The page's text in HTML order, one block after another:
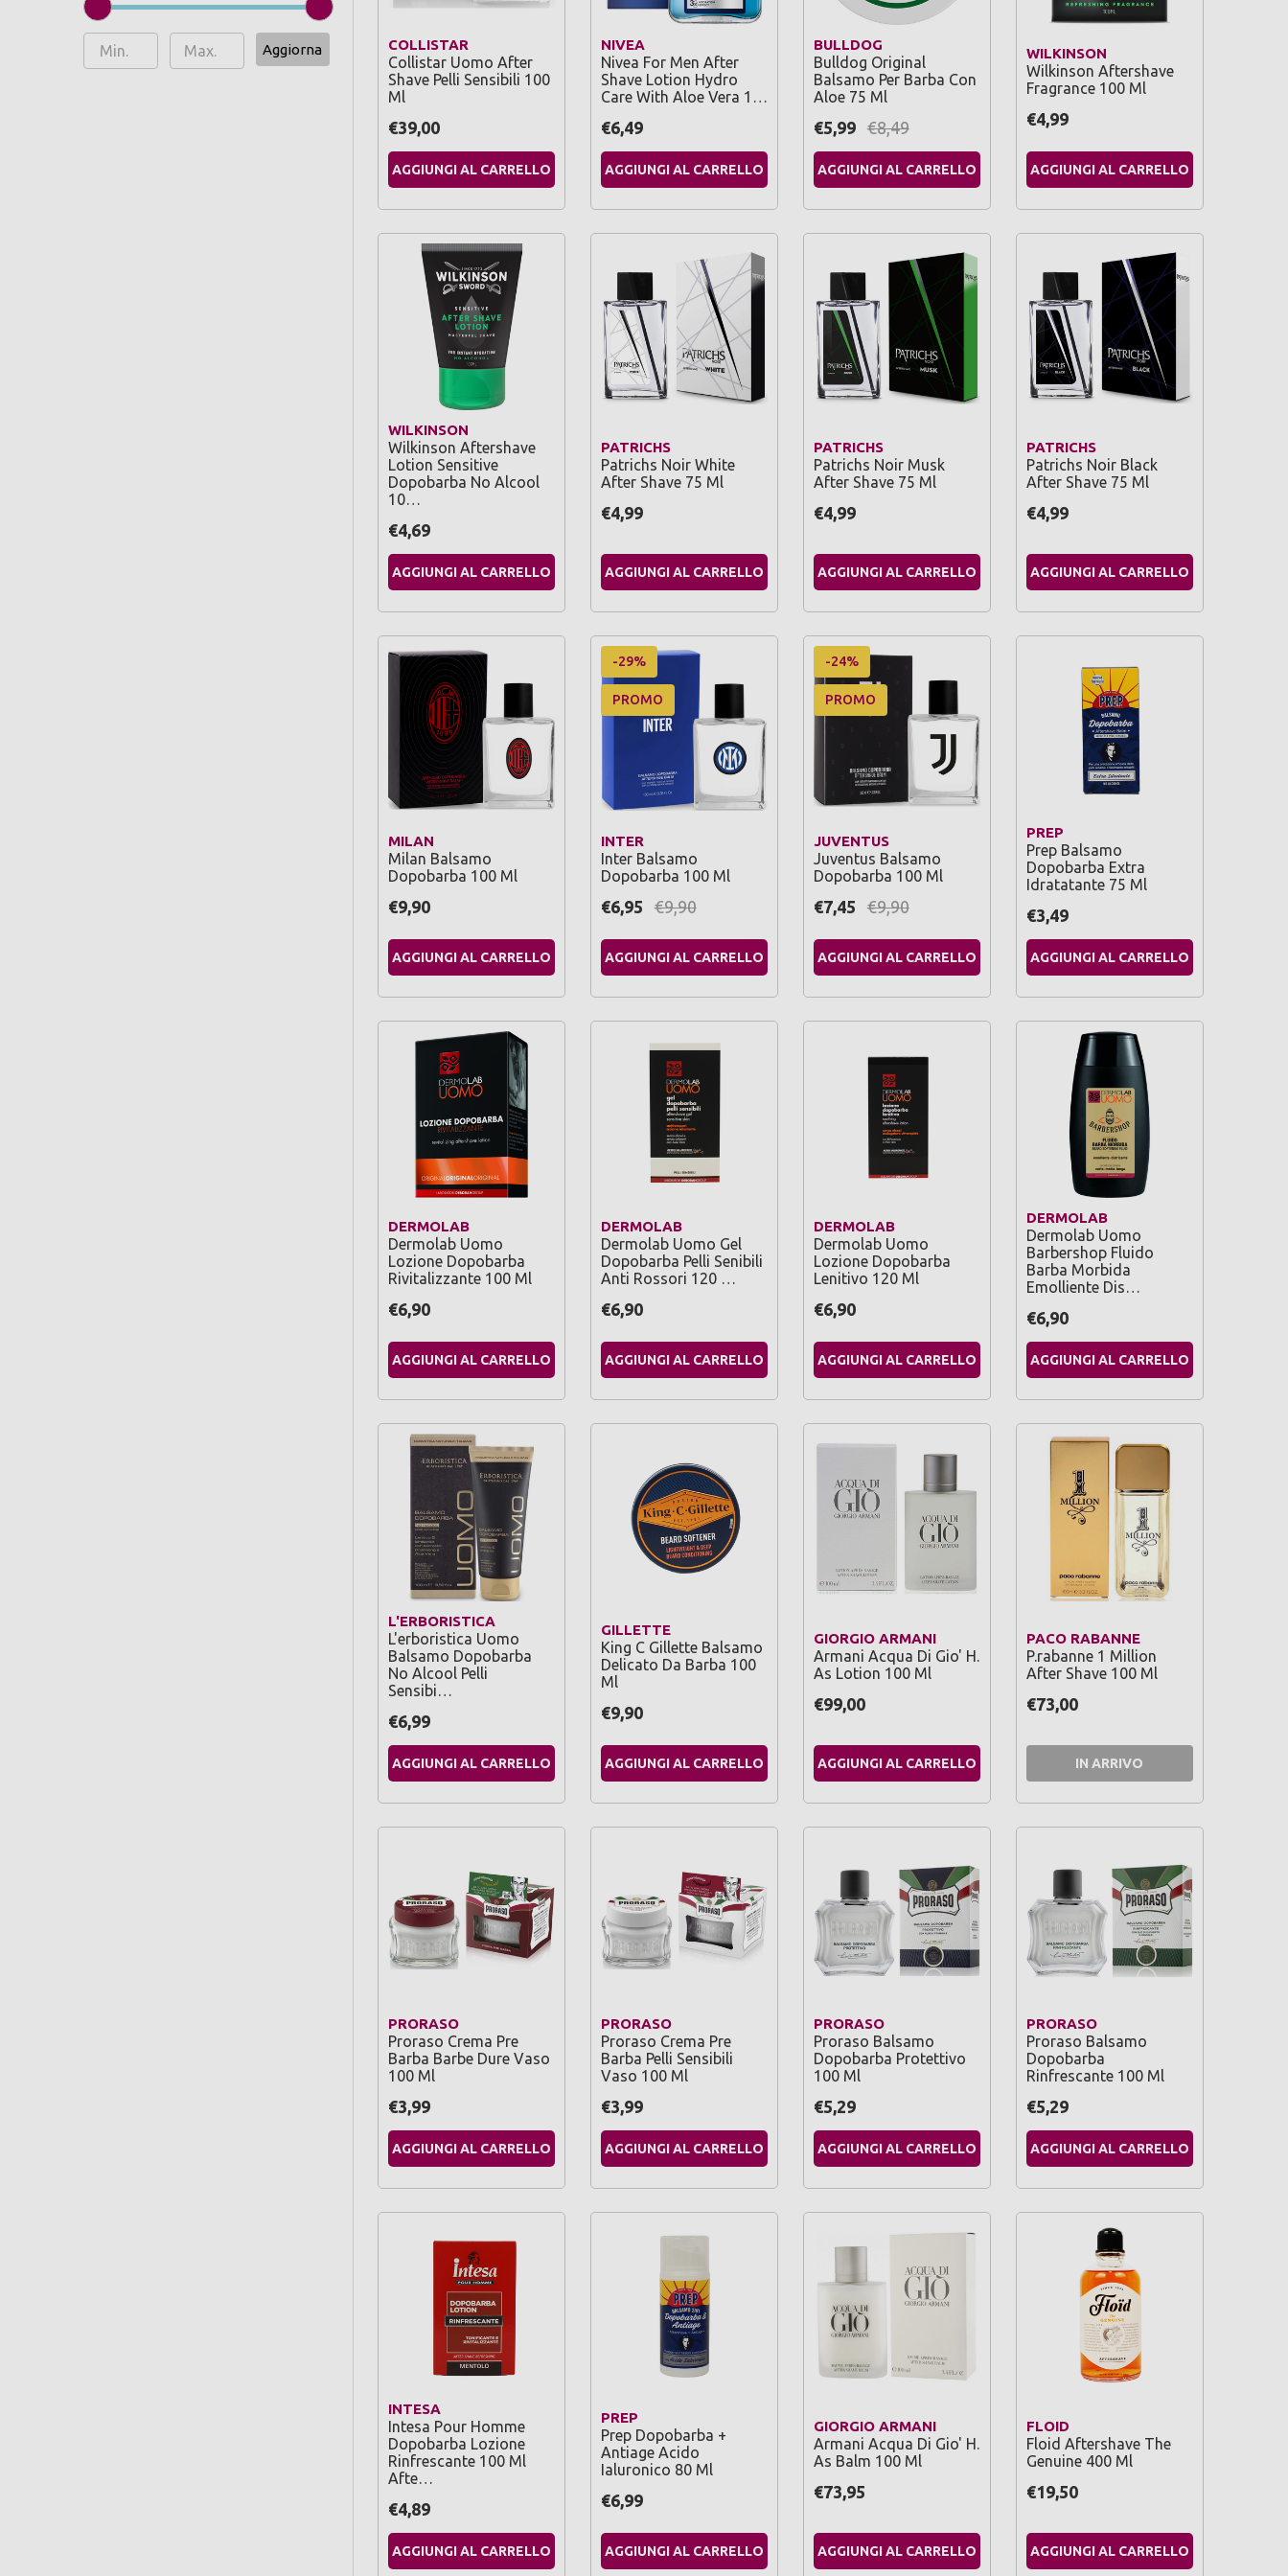
Aggiorna COLLISTAR
Collistar Uomo After
Shave Pelli Sensibili 100
Ml
€39,00
AGGIUNGI AL CARRELLO
NIVEA
Nivea For Men After
Shave Lotion Hydro
Care With Aloe Vera 1…
€6,49
AGGIUNGI AL CARRELLO
BULLDOG
Bulldog Original
Balsamo Per Barba Con
Aloe 75 Ml
€5,99 €8,49
AGGIUNGI AL CARRELLO
WILKINSON
Wilkinson Aftershave
Fragrance 100 Ml
€4,99
AGGIUNGI AL CARRELLO
WILKINSON
Wilkinson Aftershave
Lotion Sensitive
Dopobarba No Alcool
10…
€4,69
AGGIUNGI AL CARRELLO
PATRICHS
Patrichs Noir White
After Shave 75 Ml
€4,99
AGGIUNGI AL CARRELLO
PATRICHS
Patrichs Noir Musk
After Shave 75 Ml
€4,99
AGGIUNGI AL CARRELLO
PATRICHS
Patrichs Noir Black
After Shave 75 Ml
€4,99
AGGIUNGI AL CARRELLO
MILAN
Milan Balsamo
Dopobarba 100 Ml
€9,90
AGGIUNGI AL CARRELLO
-29%
PROMO
INTER
Inter Balsamo
Dopobarba 100 Ml
€6,95 €9,90
AGGIUNGI AL CARRELLO
-24%
PROMO
JUVENTUS
Juventus Balsamo
Dopobarba 100 Ml
€7,45 €9,90
AGGIUNGI AL CARRELLO
PREP
Prep Balsamo
Dopobarba Extra
Idratatante 75 Ml
€3,49
AGGIUNGI AL CARRELLO
DERMOLAB
Dermolab Uomo
Lozione Dopobarba
Rivitalizzante 100 Ml
€6,90
AGGIUNGI AL CARRELLO
DERMOLAB
Dermolab Uomo Gel
Dopobarba Pelli Senibili
Anti Rossori 120 …
€6,90
AGGIUNGI AL CARRELLO
DERMOLAB
Dermolab Uomo
Lozione Dopobarba
Lenitivo 120 Ml
€6,90
AGGIUNGI AL CARRELLO
DERMOLAB
Dermolab Uomo
Barbershop Fluido
Barba Morbida
Emolliente Dis…
€6,90
AGGIUNGI AL CARRELLO
L'ERBORISTICA
L'erboristica Uomo
Balsamo Dopobarba
No Alcool Pelli
Sensibi…
€6,99
AGGIUNGI AL CARRELLO
GILLETTE
King C Gillette Balsamo
Delicato Da Barba 100
Ml
€9,90
AGGIUNGI AL CARRELLO
GIORGIO ARMANI
Armani Acqua Di Gio' H.
As Lotion 100 Ml
€99,00
AGGIUNGI AL CARRELLO
PACO RABANNE
P.rabanne 1 Million
After Shave 100 Ml
€73,00
IN ARRIVO
PRORASO
Proraso Crema Pre
Barba Barbe Dure Vaso
100 Ml
€3,99
AGGIUNGI AL CARRELLO
PRORASO
Proraso Crema Pre
Barba Pelli Sensibili
Vaso 100 Ml
€3,99
AGGIUNGI AL CARRELLO
PRORASO
Proraso Balsamo
Dopobarba Protettivo
100 Ml
€5,29
AGGIUNGI AL CARRELLO
PRORASO
Proraso Balsamo
Dopobarba
Rinfrescante 100 Ml
€5,29
AGGIUNGI AL CARRELLO
INTESA
Intesa Pour Homme
Dopobarba Lozione
Rinfrescante 100 Ml
Afte…
€4,89
AGGIUNGI AL CARRELLO
PREP
Prep Dopobarba +
Antiage Acido
Ialuronico 80 Ml
€6,99
AGGIUNGI AL CARRELLO
GIORGIO ARMANI
Armani Acqua Di Gio' H.
As Balm 100 Ml
€73,95
AGGIUNGI AL CARRELLO
FLOID
Floid Aftershave The
Genuine 400 Ml
€19,50
AGGIUNGI AL CARRELLO